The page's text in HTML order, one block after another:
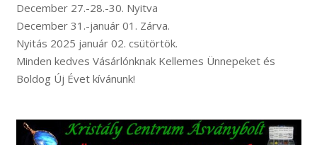
Kapcsolat
Webshop
EN
December 27.-28.-30. Nyitva
December 31.-január 01. Zárva.
Nyitás 2025 január 02. csütörtök.
Minden kedves Vásárlónknak Kellemes Ünnepeket és
Boldog Új Évet kívánunk!